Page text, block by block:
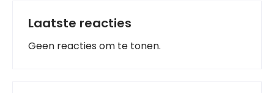
Laatste reacties
Geen reacties om te tonen.